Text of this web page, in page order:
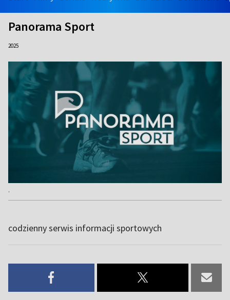
Panorama Sport
2025
.
codzienny serwis informacji sportowych